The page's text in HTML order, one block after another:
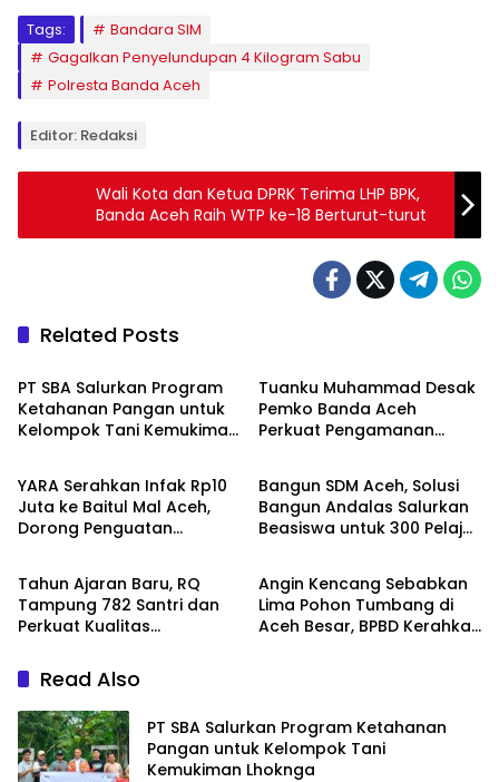
Tags:
Bandara SIM
Gagalkan Penyelundupan 4 Kilogram Sabu
Polresta Banda Aceh
Editor: Redaksi
Wali Kota dan Ketua DPRK Terima LHP BPK,
Banda Aceh Raih WTP ke-18 Berturut-turut
Related Posts
Berita
PT SBA Salurkan Program
Ketahanan Pangan untuk
Kelompok Tani Kemukiman
Tuanku Muhammad Desak
Pemko Banda Aceh
Perkuat Pengamanan
Berita
YARA Serahkan Infak Rp10
Juta ke Baitul Mal Aceh,
Dorong Penguatan
Berita
Bangun SDM Aceh, Solusi
Bangun Andalas Salurkan
Beasiswa untuk 300 Pelajar
Berita
Tahun Ajaran Baru, RQ
Tampung 782 Santri dan
Perkuat Kualitas
Daerah
Angin Kencang Sebabkan
Lima Pohon Tumbang di
Aceh Besar, BPBD Kerahkan
Read Also
PT SBA Salurkan Program Ketahanan
Pangan untuk Kelompok Tani
Kemukiman Lhoknga